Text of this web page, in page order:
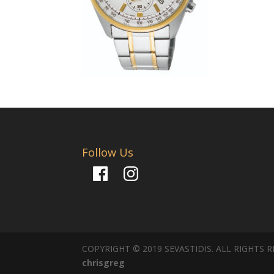
Follow Us
FacebookInstagram
COPYRIGHT © 2019 SEVASTIDIS. ALL RIGHTS
chrisgreg